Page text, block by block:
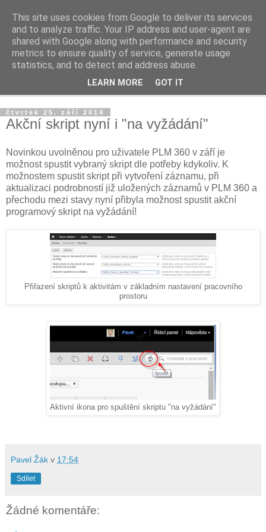
PLM guru
Praktický pohled na úskalí a přínosy PLM systémů
čtvrtek 25. září 2014
Akční skript nyní i "na vyžádání"
Novinkou uvolněnou pro uživatele PLM 360 v září je
možnost spustit vybraný skript dle potřeby kdykoliv. K
možnostem spustit skript při vytvoření záznamu, při
aktualizaci podrobností již uložených záznamů v PLM 360 a
přechodu mezi stavy nyní přibyla možnost spustit akční
programový skript na vyžádání!
Přiřazení skriptů k aktivitám v základním nastavení pracovního
prostoru
Aktivní ikona pro spuštění skriptu "na vyžádání"
Pavel Žák v 17:54
Sdílet
Žádné komentáře:
This site uses cookies from Google to deliver its services
and to analyze traffic. Your IP address and user-agent are
shared with Google along with performance and security
metrics to ensure quality of service, generate usage
statistics, and to detect and address abuse.
LEARN MORE GOT IT